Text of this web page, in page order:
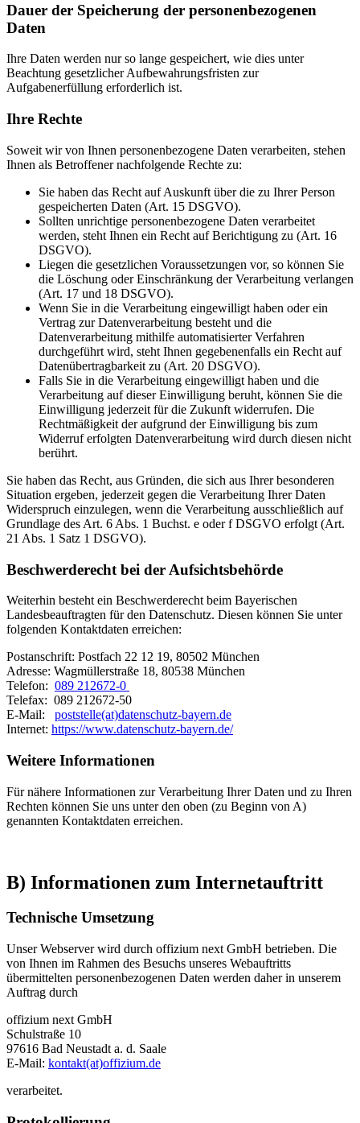
Dauer der Speicherung der personenbezogenen
Daten
Ihre Daten werden nur so lange gespeichert, wie dies unter
Beachtung gesetzlicher Aufbewahrungsfristen zur
Aufgabenerfüllung erforderlich ist.
Ihre Rechte
Soweit wir von Ihnen personenbezogene Daten verarbeiten, stehen
Ihnen als Betroffener nachfolgende Rechte zu:
Sie haben das Recht auf Auskunft über die zu Ihrer Person
gespeicherten Daten (Art. 15 DSGVO).
Sollten unrichtige personenbezogene Daten verarbeitet
werden, steht Ihnen ein Recht auf Berichtigung zu (Art. 16
DSGVO).
Liegen die gesetzlichen Voraussetzungen vor, so können Sie
die Löschung oder Einschränkung der Verarbeitung verlangen
(Art. 17 und 18 DSGVO).
Wenn Sie in die Verarbeitung eingewilligt haben oder ein
Vertrag zur Datenverarbeitung besteht und die
Datenverarbeitung mithilfe automatisierter Verfahren
durchgeführt wird, steht Ihnen gegebenenfalls ein Recht auf
Datenübertragbarkeit zu (Art. 20 DSGVO).
Falls Sie in die Verarbeitung eingewilligt haben und die
Verarbeitung auf dieser Einwilligung beruht, können Sie die
Einwilligung jederzeit für die Zukunft widerrufen. Die
Rechtmäßigkeit der aufgrund der Einwilligung bis zum
Widerruf erfolgten Datenverarbeitung wird durch diesen nicht
berührt.
Sie haben das Recht, aus Gründen, die sich aus Ihrer besonderen
Situation ergeben, jederzeit gegen die Verarbeitung Ihrer Daten
Widerspruch einzulegen, wenn die Verarbeitung ausschließlich auf
Grundlage des Art. 6 Abs. 1 Buchst. e oder f DSGVO erfolgt (Art.
21 Abs. 1 Satz 1 DSGVO).
Beschwerderecht bei der Aufsichtsbehörde
Weiterhin besteht ein Beschwerderecht beim Bayerischen
Landesbeauftragten für den Datenschutz. Diesen können Sie unter
folgenden Kontaktdaten erreichen:
Postanschrift: Postfach 22 12 19, 80502 München
Adresse: Wagmüllerstraße 18, 80538 München
Telefon: 089 212672-0
Telefax: 089 212672-50
E-Mail: poststelle(at)datenschutz-bayern.de
Internet: https://www.datenschutz-bayern.de/
Weitere Informationen
Für nähere Informationen zur Verarbeitung Ihrer Daten und zu Ihren
Rechten können Sie uns unter den oben (zu Beginn von A)
genannten Kontaktdaten erreichen.
B) Informationen zum Internetauftritt
Technische Umsetzung
Unser Webserver wird durch offizium next GmbH betrieben. Die
von Ihnen im Rahmen des Besuchs unseres Webauftritts
übermittelten personenbezogenen Daten werden daher in unserem
Auftrag durch
offizium next GmbH
Schulstraße 10
97616 Bad Neustadt a. d. Saale
E-Mail: kontakt(at)offizium.de
verarbeitet.